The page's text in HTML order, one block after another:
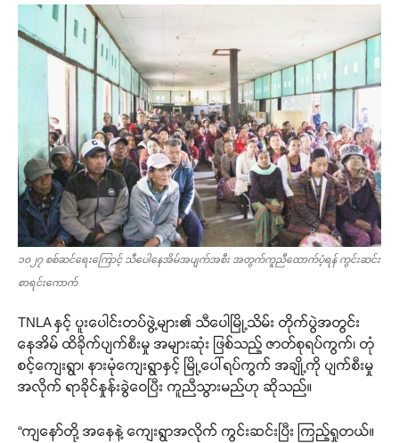
၁၀၂၇ စစ်ဆင်ရေးကြောင့် သီပေါနေအိမ်အပျက်အစီး အတွက်ကူညီထောက်ပံ့ရန် ကွင်းဆင်း
စာရင်းကောက်
TNLA နှင့် ပူးပေါင်းတပ်ဖွဲ့များ၏ သီပေါမြို့သိမ်း တိုက်ပွဲအတွင်း
နေအိမ် ထိခိုက်ပျက်စီးမှု အများဆုံး ဖြစ်သည့် ဇာတ်စုရပ်ကွက်၊ တုံ
စင့်ကျေးရွာ၊ နားမုံကျေးရွာနှင့် မြို့ပေါ်ရပ်ကွက် အချို့ကို ပျက်စီးမှု
အလိုက် ရာခိုင်နှုန်းခွဲဝေပြီး ကူညီသွားမည်ဟု ဆိုသည်။
“ကျနော်တို့ အနေနဲ့ ကျေးရွာအလိုက် ကွင်းဆင်းပြီး ကြည့်ရှုတယ်။